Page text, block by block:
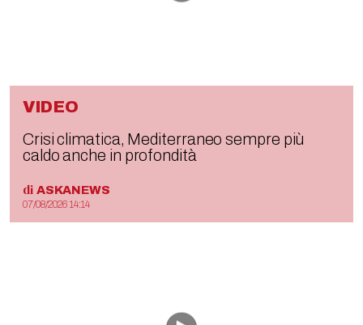
VIDEO
Crisi climatica, Mediterraneo sempre più
caldo anche in profondità
di ASKANEWS
07/08/2026 14:14